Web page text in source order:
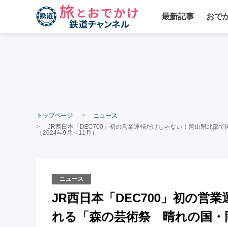
最新記事 おで
トップページ
ニュース
JR西日本「DEC700」初の営業運転だけじゃない！岡山県北部
（2024年9月～11月）
ニュース
JR西日本「DEC700」初の営
れる「森の芸術祭 晴れの国・